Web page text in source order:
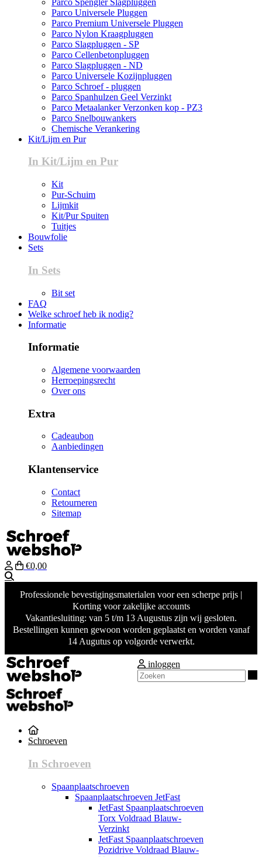
Parco Universele Pluggen
Parco Premium Universele Pluggen
Parco Nylon Kraagpluggen
Parco Slagpluggen - SP
Parco Cellenbetonpluggen
Parco Slagpluggen - ND
Parco Universele Kozijnpluggen
Parco Schroef - pluggen
Parco Spanhulzen Geel Verzinkt
Parco Metaalanker Verzonken kop - PZ3
Parco Snelbouwankers
Chemische Verankering
Kit/Lijm en Pur
In Kit/Lijm en Pur
Kit
Pur-Schuim
Lijmkit
Kit/Pur Spuiten
Tuitjes
Bouwfolie
Sets
In Sets
Bit set
FAQ
Welke schroef heb ik nodig?
Informatie
Informatie
Algemene voorwaarden
Herroepingsrecht
Over ons
Extra
Cadeaubon
Aanbiedingen
Klantenservice
Contact
Retourneren
Sitemap
€0,00
Professionele bevestigingsmaterialen voor een scherpe prijs |
Korting voor zakelijke accounts
Vakantiesluiting: van 5 t/m 13 Augustus zijn wij gesloten.
Bestellingen kunnen gewoon worden geplaatst en worden vanaf
14 Augutus op volgorde verwerkt.
inloggen
Schroeven
In Schroeven
Spaanplaatschroeven
Spaanplaatschroeven JetFast
JetFast Spaanplaatschroeven
Torx Voldraad Blauw-
Verzinkt
JetFast Spaanplaatschroeven
Pozidrive Voldraad Blauw-